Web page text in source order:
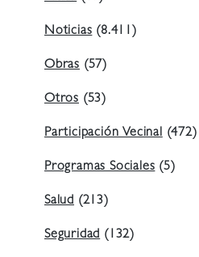
Noticias(8.411)
Obras (57)
Otros (53)
Participación Vecinal(472)
Programas Sociales(5)
Salud (213)
Seguridad(132)